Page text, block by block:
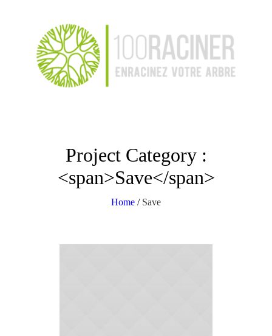
Project Category :
<span>Save</span>
Home / Save